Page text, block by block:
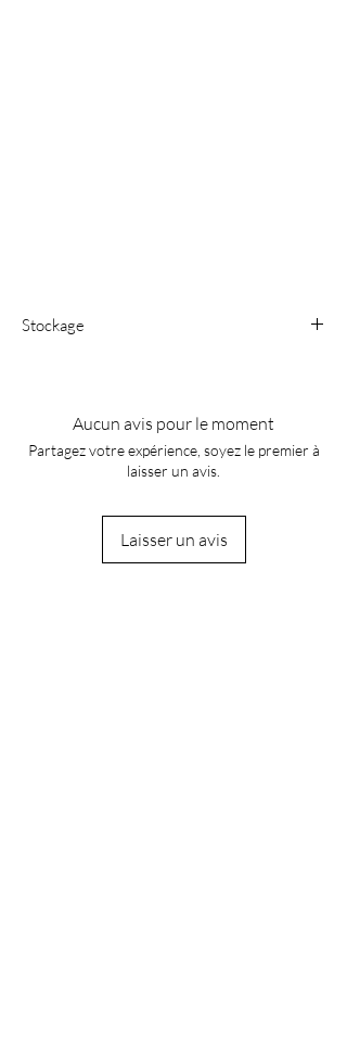
Stockage
physiquement stocké dans notre magasin.
Pour le récupéré en boutique, veuillez nous
contacter par téléphone ou par mail afin que
Aucun avis pour le moment
Partagez votre expérience, soyez le premier à
laisser un avis.
Laisser un avis